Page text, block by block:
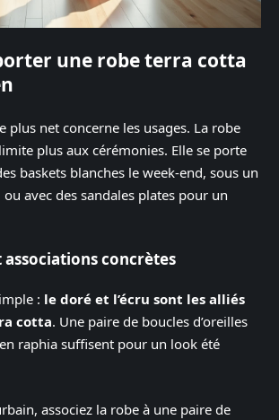
une robe terra cotta
plus net concerne les usages. La robe
plus aux cérémonies. Elle se porte
baskets blanches le week-end, sous un
avec des sandales plates pour un
associations concrètes
: le doré et l’écru sont les alliés
cotta. Une paire de boucles d’oreilles
raphia suffisent pour un look été
associez la robe à une paire de